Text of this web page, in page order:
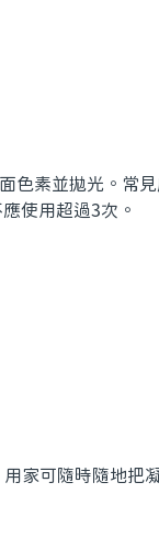
色素並拋光。常
使用超過3次。
家可隨時隨地把